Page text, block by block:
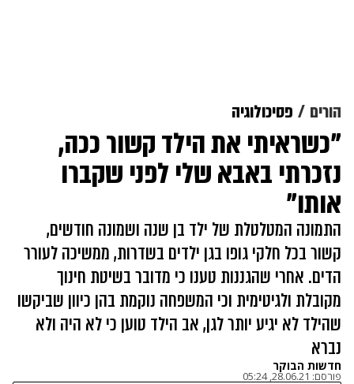
הורים פסיכולוגיה
"כשראיתי את הילד קשור ככה,
נזכרתי באבא שלי לפני שקברו
אותו"
התמונה המטלטלת של ילד בן שנה ושמונה חודשים,
קשור בכל חלקי גופו בגן ילדים בשדרות, ממשיכה לעורר
הדים. אחרי שהגננות טענו כי מדובר בשיטת חינוך
מקובלת ולגיטימית וכי המשפחה נוקמת בהן כיוון שביקשו
שהילד לא יגיע יותר לגן, אב הילד טוען כי לא היה ולא
נברא
חדשות הבוקר
פורסם: 28.06.21, 05:24